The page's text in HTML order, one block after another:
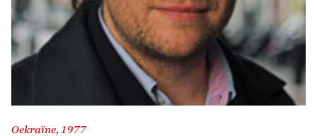
Oekraïne, 1977